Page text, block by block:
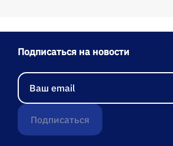
Подписаться на новости
Подписаться